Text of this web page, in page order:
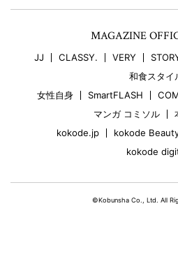
MAGAZINE
JJ CLASSY. VERY
和食スタイ
女性自身
SmartFLASH
マンガ コミソル
kokode.jp
kokode
kokode
©Kobunsha Co., Ltd. All